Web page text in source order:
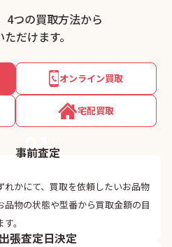
4つの買取方法から
だけます。
オンライン買取
宅配買取
01
事前査定
れかにて、買取を依頼したいお品物
品物の状態や型番から買取金額の目
。
02
出張査定日決定